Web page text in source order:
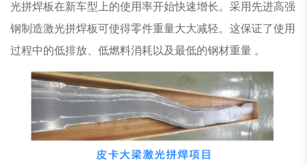
光拼焊板在新车型上的使用率开始快速增长。采用先进高强
钢制造激光拼焊板可使得零件重量大大减轻。这保证了使用
过程中的低排放、低燃料消耗以及最低的钢材重量 。